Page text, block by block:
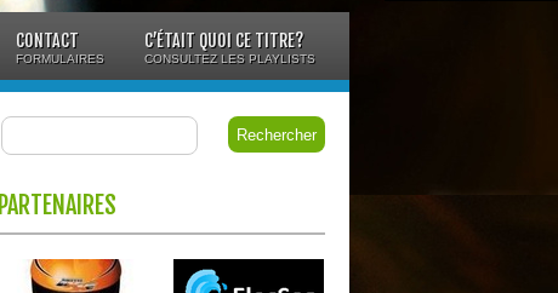
CONTACT
FORMULAIRES
C’ÉTAIT QUOI CE TITRE?
CONSULTEZ LES PLAYLISTS
PARTENAIRES